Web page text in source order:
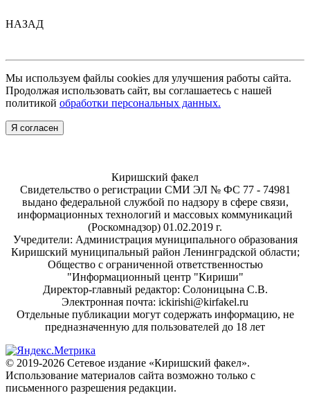
НАЗАД
Мы используем файлы cookies для улучшения работы сайта.
Продолжая использовать сайт, вы соглашаетесь с нашей
политикой обработки персональных данных.
Я согласен
Киришский факел
Свидетельство о регистрации СМИ ЭЛ № ФС 77 - 74981
выдано федеральной службой по надзору в сфере связи,
информационных технологий и массовых коммуникаций
(Роскомнадзор) 01.02.2019 г.
Учредители: Администрация муниципального образования
Киришский муниципальный район Ленинградской области;
Общество с ограниченной ответственностью
"Информационный центр "Кириши"
Директор-главный редактор: Солоницына С.В.
Электронная почта: ickirishi@kirfakel.ru
Отдельные публикации могут содержать информацию, не
предназначенную для пользователей до 18 лет
© 2019-2026 Сетевое издание «Киришский факел».
Использование материалов сайта возможно только с
письменного разрешения редакции.